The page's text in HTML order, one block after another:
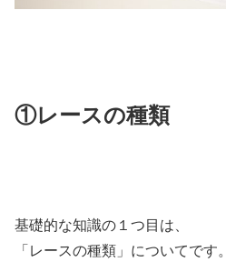
①レースの種類
基礎的な知識の１つ目は、
「レースの種類」についてです。